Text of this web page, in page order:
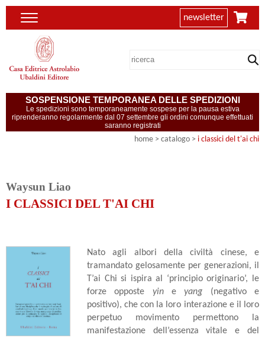
newsletter
SOSPENSIONE TEMPORANEA DELLE SPEDIZIONI
Le spedizioni sono temporaneamente sospese per la pausa estiva
riprenderanno regolarmente dal 07 settembre gli ordini comunque effettuati
saranno registrati
home > catalogo > i classici del t'ai chi
Waysun Liao
I CLASSICI DEL T'AI CHI
Nato agli albori della civiltà cinese, e
tramandato gelosamente per generazioni, il
T’ai Chi si ispira al ‘principio originario’, le
forze opposte yineyang (negativo e
positivo), che con la loro interazione e il loro
perpetuo movimento permettono la
manifestazione dell’essenza vitale e del